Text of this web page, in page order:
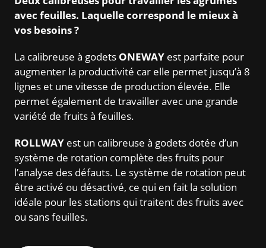
avec feuilles. Laquelle correspond le mieux à
vos besoins ?
La calibreuse à godets ONEWAY est parfaite pour
augmenter la productivité car elle permet jusqu’à 8
lignes et une vitesse de production élevée. Elle
permet également de travailler avec une grande
variété de fruits à feuilles.
ROLLWAY est un calibreuse à godets dotée d’un
système de rotation complète des fruits pour
l’analyse des défauts. Le système de rotation peut
être activé ou désactivé, ce qui en fait la solution
idéale pour les stations qui traitent des fruits avec
ou sans feuilles.